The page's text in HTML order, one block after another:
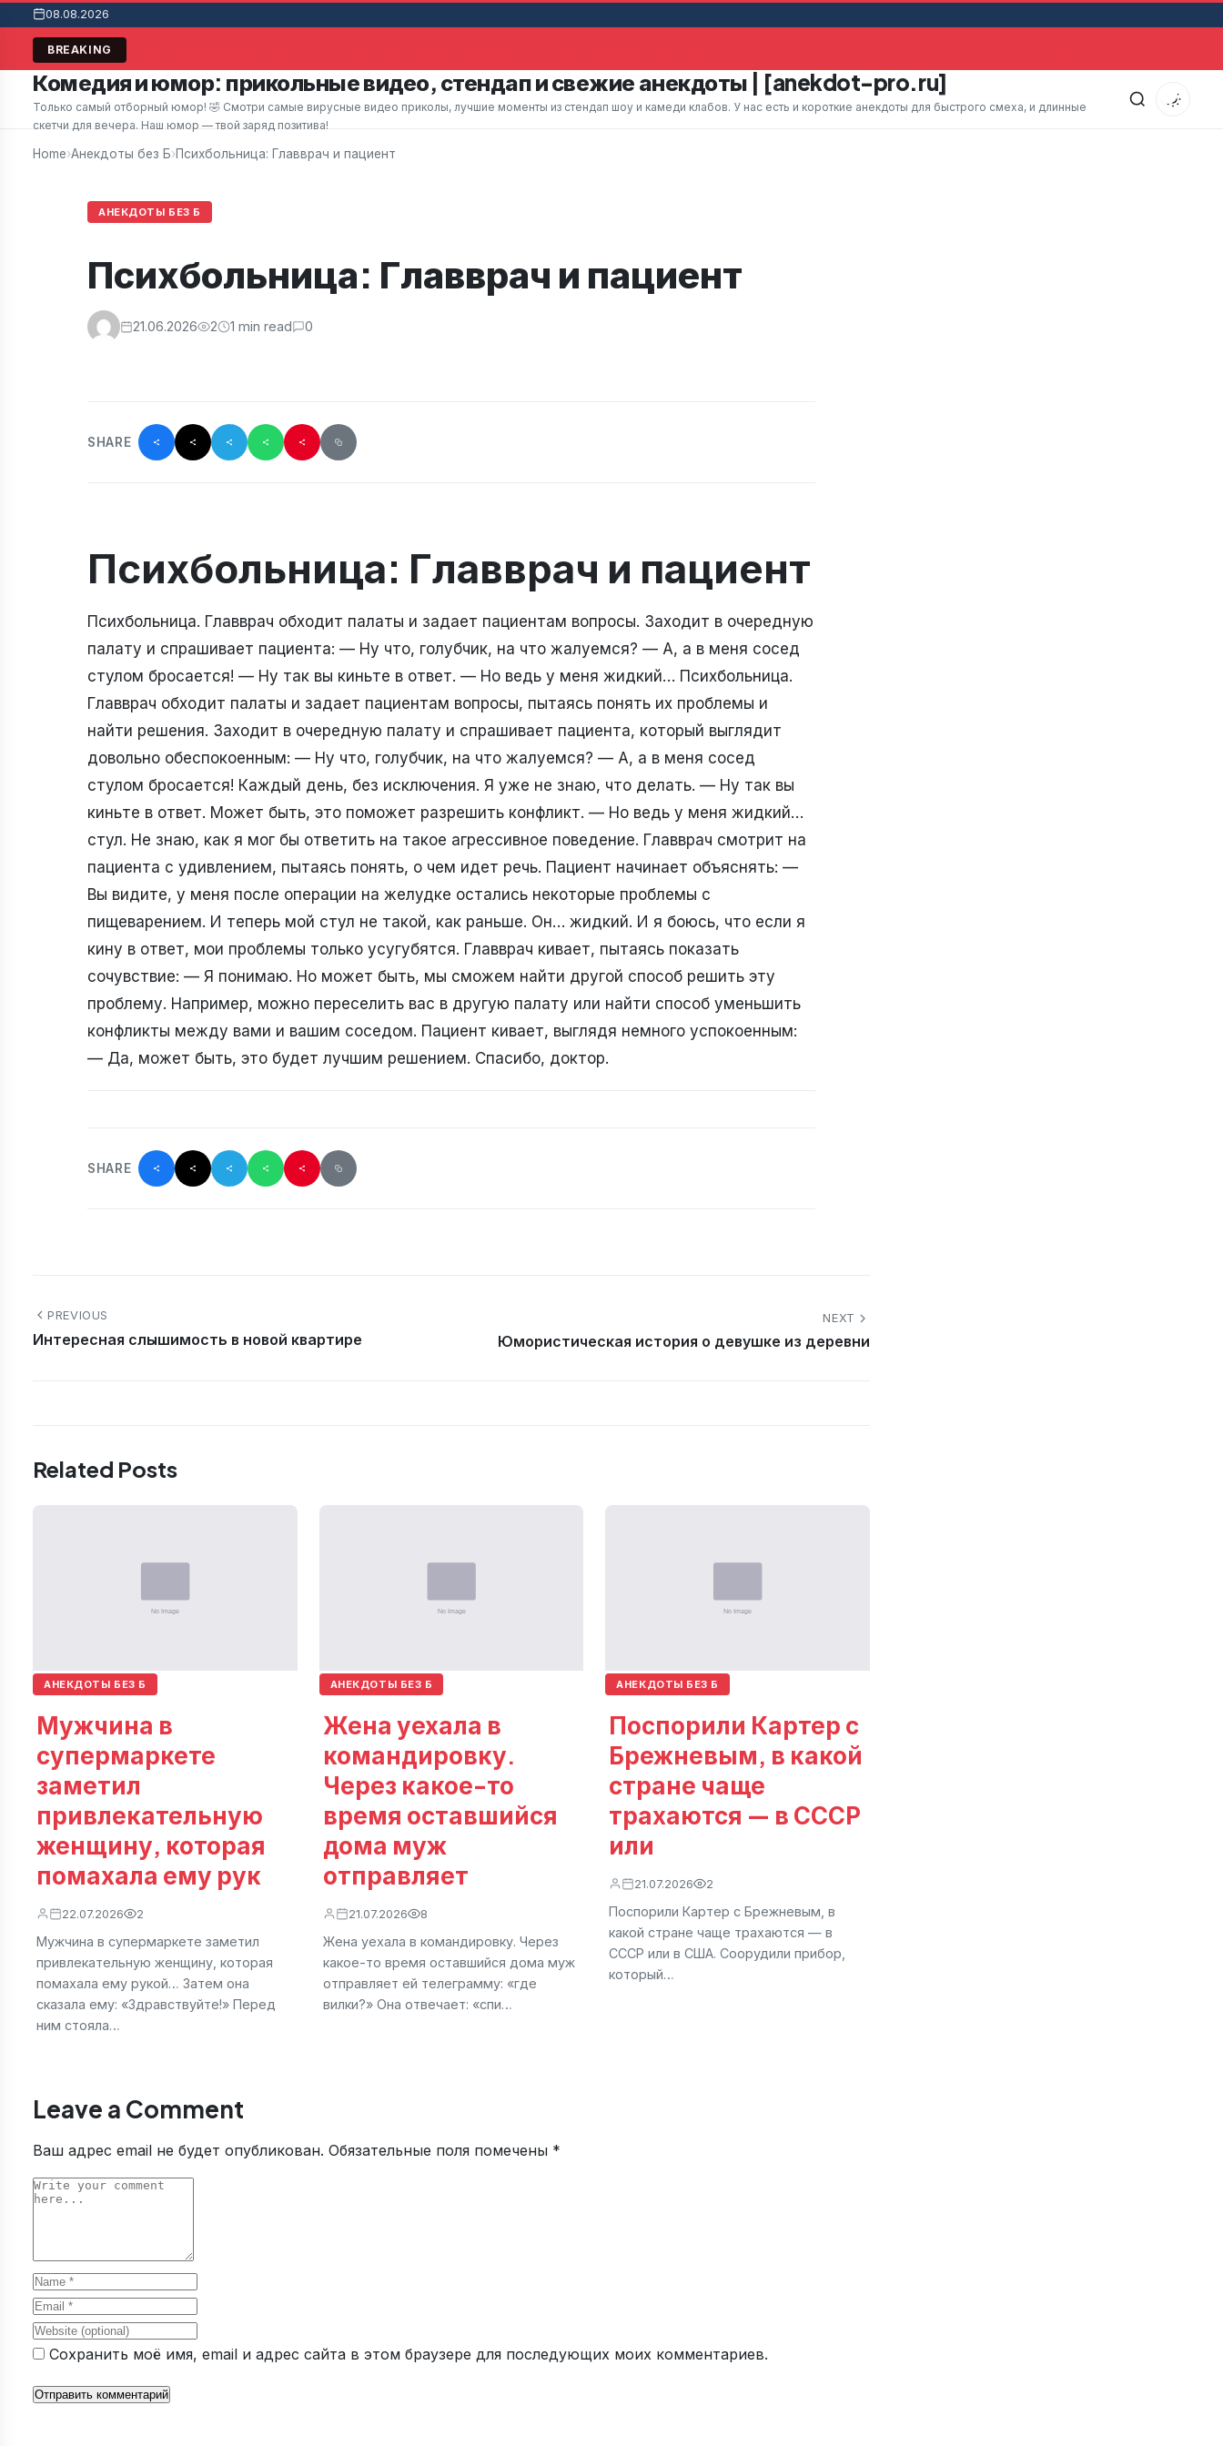
08.08.2026
BREAKINGМужчина в супермаркете заметил привлекательную женщину, которая помахала ему рук
Комедия и юмор: прикольные видео, стендап и свежие анекдоты | [anekdot-pro.ru]
Только самый отборный юмор! 🤣 Смотри самые вирусные видео приколы, лучшие моменты из стендап шоу и камеди клабов. У нас есть и короткие анекдоты для быстрого смеха, и длинные
скетчи для вечера. Наш юмор — твой заряд позитива!
Home›Анекдоты без Б›Психбольница: Главврач и пациент
АНЕКДОТЫ БЕЗ Б
Психбольница: Главврач и пациент
21.06.2026 2 1 min read 0
SHARE
Психбольница: Главврач и пациент
Психбольница. Главврач обходит палаты и задает пациентам вопросы. Заходит в очередную
палату и спрашивает пациента: — Ну что, голубчик, на что жалуемся? — А, а в меня сосед
стулом бросается! — Ну так вы киньте в ответ. — Но ведь у меня жидкий… Психбольница.
Главврач обходит палаты и задает пациентам вопросы, пытаясь понять их проблемы и
найти решения. Заходит в очередную палату и спрашивает пациента, который выглядит
довольно обеспокоенным: — Ну что, голубчик, на что жалуемся? — А, а в меня сосед
стулом бросается! Каждый день, без исключения. Я уже не знаю, что делать. — Ну так вы
киньте в ответ. Может быть, это поможет разрешить конфликт. — Но ведь у меня жидкий…
стул. Не знаю, как я мог бы ответить на такое агрессивное поведение. Главврач смотрит на
пациента с удивлением, пытаясь понять, о чем идет речь. Пациент начинает объяснять: —
Вы видите, у меня после операции на желудке остались некоторые проблемы с
пищеварением. И теперь мой стул не такой, как раньше. Он… жидкий. И я боюсь, что если я
кину в ответ, мои проблемы только усугубятся. Главврач кивает, пытаясь показать
сочувствие: — Я понимаю. Но может быть, мы сможем найти другой способ решить эту
проблему. Например, можно переселить вас в другую палату или найти способ уменьшить
конфликты между вами и вашим соседом. Пациент кивает, выглядя немного успокоенным:
— Да, может быть, это будет лучшим решением. Спасибо, доктор.
SHARE
PREVIOUS
Интересная слышимость в новой квартире
NEXT
Юмористическая история о девушке из деревни
Related Posts
АНЕКДОТЫ БЕЗ Б
Мужчина в
супермаркете
заметил
привлекательную
женщину, которая
помахала ему рук
22.07.2026 2
Мужчина в супермаркете заметил
привлекательную женщину, которая
помахала ему рукой… Затем она
сказала ему: «Здравствуйте!» Перед
ним стояла…
АНЕКДОТЫ БЕЗ Б
Жена уехала в
командировку.
Через какое-то
время оставшийся
дома муж
отправляет
21.07.2026 8
Жена уехала в командировку. Через
какое-то время оставшийся дома муж
отправляет ей телеграмму: «где
вилки?» Она отвечает: «спи…
АНЕКДОТЫ БЕЗ Б
Поспорили Картер с
Брежневым, в какой
стране чаще
трахаются — в СССР
или
21.07.2026 2
Поспорили Картер с Брежневым, в
какой стране чаще трахаются — в
СССР или в США. Соорудили прибор,
который…
Leave a Comment
Ваш адрес email не будет опубликован. Обязательные поля помечены *
Comment
Name
Email
Website
Сохранить моё имя, email и адрес сайта в этом браузере для последующих моих комментариев.
Отправить комментарий